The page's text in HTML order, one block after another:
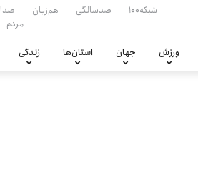
شبکه۱۰۰ صدسالگی هم‌زبان
مردم
ورزش جهان استان‌ها زندگی